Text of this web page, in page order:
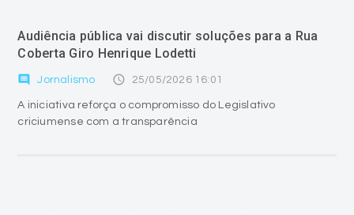
Audiência pública vai discutir soluções para a Rua
Coberta Giro Henrique Lodetti
comment Jornalismo access_time 25/05/2026 16:01
A iniciativa reforça o compromisso do Legislativo
criciumense com a transparência